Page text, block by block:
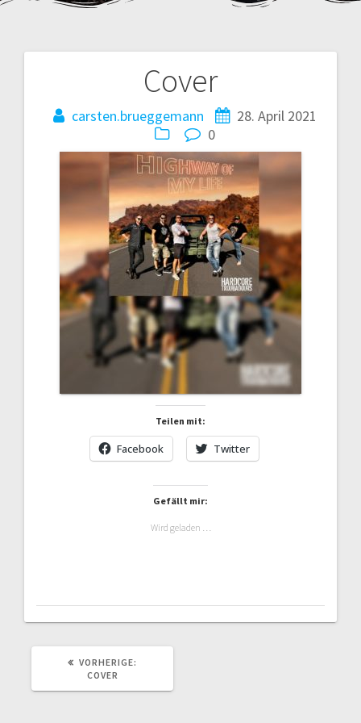
Cover
carsten.brueggemann
28. April 2021
0
Teilen mit:
Facebook Twitter
Gefällt mir:
Wird geladen …
Beitragsnavigation
VORHERIGE:
COVER